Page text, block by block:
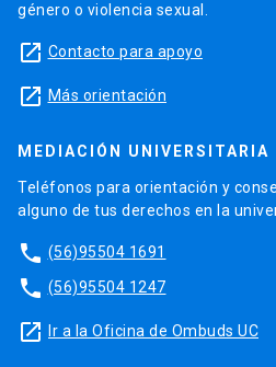
género o violencia sexual.
launch Contacto para apoyo
launch Más orientación
MEDIACIÓN UNIVERSITARIA
Teléfonos para orientación y
alguno de tus derechos en la
phone (56)95504 1691
phone (56)95504 1247
launch Ir a la Oficina de Ombuds UC